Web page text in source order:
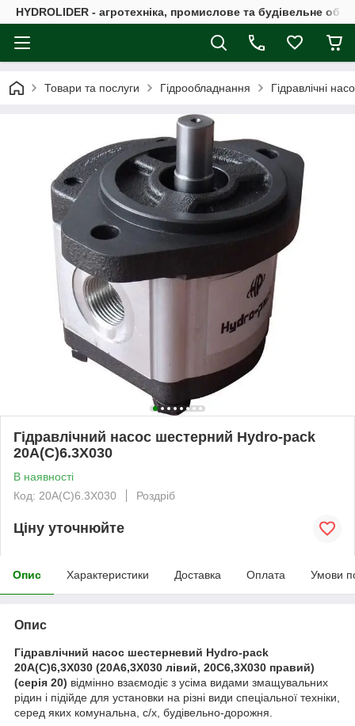
HYDROLIDER - агротехніка, промислове та будівельне
Товари та послуги Гідрообладнання Гідравлічні
Гідравлічний насос шестерний Hydro-pack
20А(С)6.3X030
В наявності
Код: 20А(С)6.3X030
Роздріб
Ціну уточнюйте
Опис Характеристики Доставка Оплата Умови
Опис
Гідравлічний насос шестерневий Hydro-pack
20A(C)6,3X030 (20A6,3X030 лівий, 20C6,3X030 правий)
(серія 20) відмінно взаємодіє з усіма видами змащувальних
рідин і підійде для установки на різні види спеціальної техніки,
серед яких комунальна, с/х, будівельно-дорожня.